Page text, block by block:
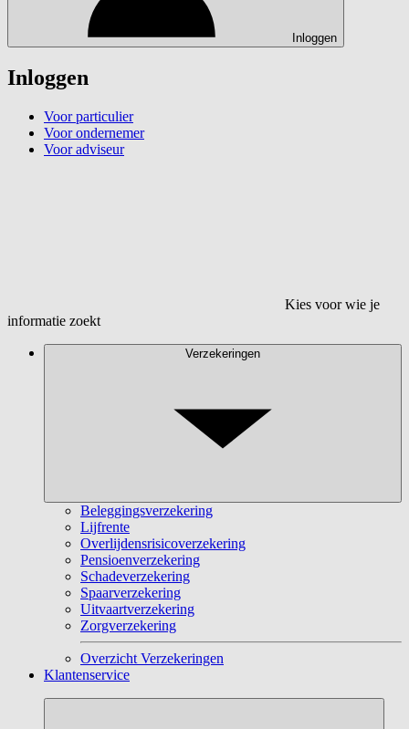
Inloggen
Inloggen
Voor particulier
Voor ondernemer
Voor adviseur
Kies voor wie je
informatie zoekt
Verzekeringen
Beleggingsverzekering
Lijfrente
Overlijdensrisicoverzekering
Pensioenverzekering
Schadeverzekering
Spaarverzekering
Uitvaartverzekering
Zorgverzekering
Overzicht Verzekeringen
Klantenservice